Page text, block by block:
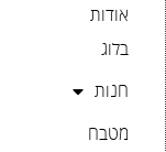
אודות
בלוג
חנות
מטבח